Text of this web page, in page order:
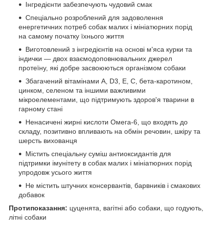
Інгредієнти забезпечують чудовий смак
Спеціально розроблений для задоволення
енергетичних потреб собак малих і мініатюрних порід
на самому початку їхнього життя
Виготовлений з інгредієнтів на основі м'яса курки та
індички — двох взаємодоповнювальних джерел
протеїну, які добре засвоюються організмом собаки
Збагачений вітамінами A, D3, E, C, бета-каротином,
цинком, селеном та іншими важливими
мікроелементами, що підтримують здоров'я тварини в
гарному стані
Ненасичені жирні кислоти Омега-6, що входять до
складу, позитивно впливають на обмін речовин, шкіру та
шерсть вихованця
Містить спеціальну суміш антиоксидантів для
підтримки імунітету в собак малих і мініатюрних порід
упродовж усього життя
Не містить штучних консервантів, барвників і смакових
добавок
Протипоказання: цуценята, вагітні або собаки, що годують,
літні собаки